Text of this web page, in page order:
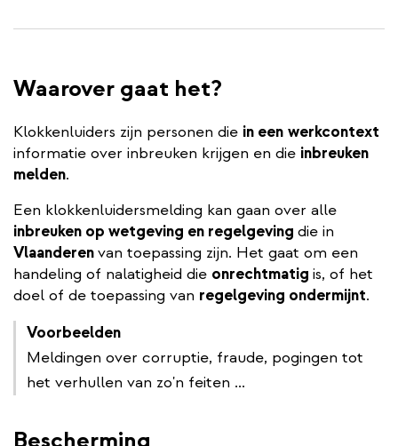
Waarover gaat het?
Klokkenluiders zijn personen die in een werkcontext
informatie over inbreuken krijgen en die inbreuken
melden.
Een klokkenluidersmelding kan gaan over alle
inbreuken op wetgeving en regelgeving die in
Vlaanderenvan toepassing zijn. Het gaat om een
handeling of nalatigheid die onrechtmatig is, of het
doel of de toepassing van regelgeving ondermijnt.
Voorbeelden
Meldingen over corruptie, fraude, pogingen tot
het verhullen van zo'n feiten ...